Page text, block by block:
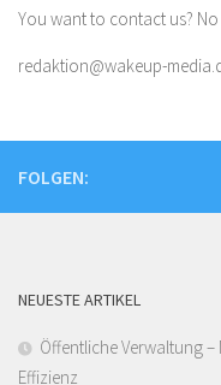
You want to contact us?
redaktion@wakeup-
FOLGEN:
NEUESTE ARTIKEL
Öffentliche Verwaltung –
Effizienz